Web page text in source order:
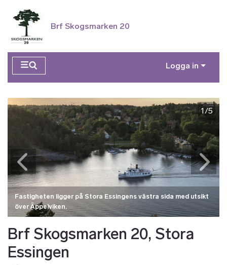
Brf Skogsmarken 20
Logga in
Brf Skogsmarken 20, Stora
Essingen
1/5
Fastigheten ligger på Stora Essingens västra sida med utsikt
över Äppelviken.
2/5
Husets fina entré i originalskick från 40-talet